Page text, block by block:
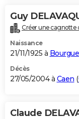
Guy
Créer une cagnotte
Naissance
21/11/1925 à
Décès
27/05/2004 à Caen (
Claude